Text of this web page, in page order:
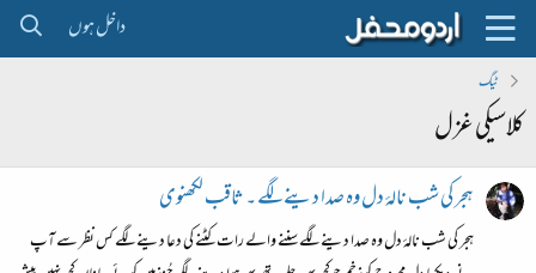
داخل ہوں
ٹیگ
کلاسیکی غزل
ہجر کی شب نالۂ دل وہ صدا دینے لگے ۔ ثاقب لکھنوی
ہجر کی شب نالۂ دل وہ صدا دینے لگے سننے والے رات کٹنے کی دعا دینے لگے کس نظر سے آپ